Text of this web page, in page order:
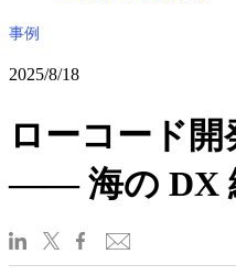
事例
2025/8/18
ローコード開
―― 海の DX